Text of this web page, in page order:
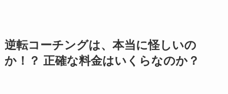
逆転コーチングは、本当に怪しいの
か！？ 正確な料金はいくらなのか？